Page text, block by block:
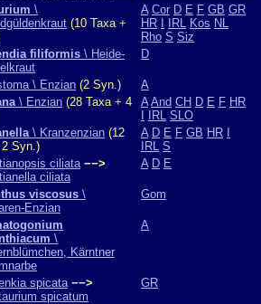
\
(10 Taxa +
A Cor D E F GB GR
HR
IRL Kos NL
Rho S Siz
filiformis \ Heide-
D
\ Enzian (2 Syn.)
A
\ Enzian (28 Taxa + 4
A And CH D E F HR
IRL SLO
\ Kranzenzian (12
Syn.)
A D E F GB HR
IRL S
ciliata −−>
ciliata
A D E
viscosus \
Enzian
Gom
\
Kärntner
A
spicata −−>
spicatum
GR